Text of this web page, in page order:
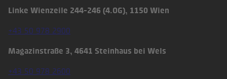
Linke Wienzeile 244-246 (4.OG), 1150 Wien
+43 50 978 2900
Magazinstraße 3, 4641 Steinhaus bei Wels
+43 50 978 2600